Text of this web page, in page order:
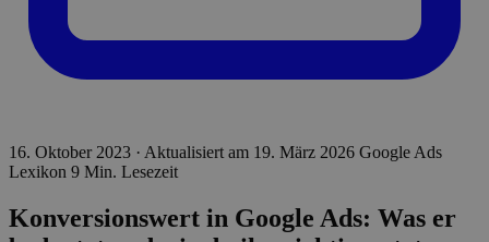
16. Oktober 2023 · Aktualisiert am 19. März 2026 Google Ads
Lexikon 9 Min. Lesezeit
Konversionswert in Google Ads: Was er